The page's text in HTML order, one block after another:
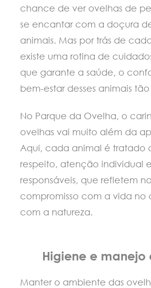
chance de ver ovelhas de
se encantar com a doçura
animais. Mas por trás de
existe uma rotina de
que garante a saúde, o
bem-estar desses animais
No Parque da Ovelha, o
ovelhas vai muito além da
Aqui, cada animal é tratado
respeito, atenção individual
responsáveis, que refletem
compromisso com a vida no
com a natureza.
Higiene e manejo
Manter o ambiente das